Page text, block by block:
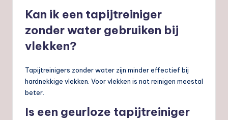
Kan ik een tapijtreiniger
zonder water gebruiken bij
vlekken?
Tapijtreinigers zonder water zijn minder effectief bij
hardnekkige vlekken. Voor vlekken is nat reinigen meestal
beter.
Is een geurloze tapijtreiniger